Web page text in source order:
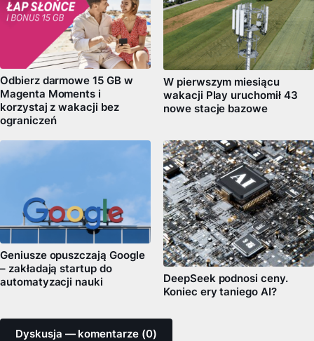
Odbierz darmowe 15 GB w
Magenta Moments i
korzystaj z wakacji bez
ograniczeń
W pierwszym miesiącu
wakacji Play uruchomił 43
nowe stacje bazowe
Geniusze opuszczają Google
– zakładają startup do
automatyzacji nauki
DeepSeek podnosi ceny.
Koniec ery taniego AI?
Dyskusja — komentarze (0)